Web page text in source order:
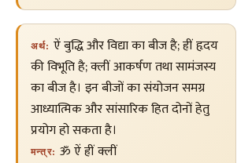
अर्थ: ऐं बुद्धि और विद्या का बीज है; ह्रीं हृदय
की विभूति है; क्लीं आकर्षण तथा सामंजस्य
का बीज है। इन बीजों का संयोजन समग्र
आध्यात्मिक और सांसारिक हित दोनों हेतु
प्रयोग हो सकता है।
मन्त्र: ॐ ऐं ह्रीं क्लीं